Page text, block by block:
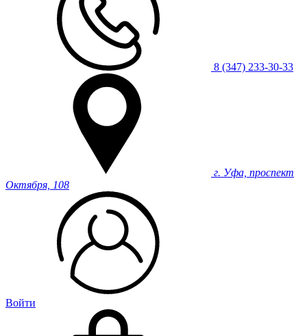
8 (347) 233-30-33
г. Уфа, проспект
Октября, 108
Войти